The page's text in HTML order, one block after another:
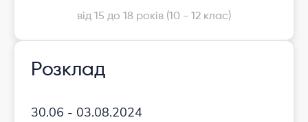
від 15 до 18 років (10 - 12 клас)
Розклад
30.06 - 03.08.2024